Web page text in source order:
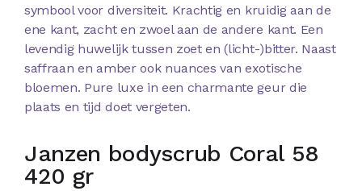
symbool voor diversiteit. Krachtig en kruidig aan de
ene kant, zacht en zwoel aan de andere kant. Een
levendig huwelijk tussen zoet en (licht-)bitter. Naast
saffraan en amber ook nuances van exotische
bloemen. Pure luxe in een charmante geur die
plaats en tijd doet vergeten.
Janzen bodyscrub Coral 58
420 gr